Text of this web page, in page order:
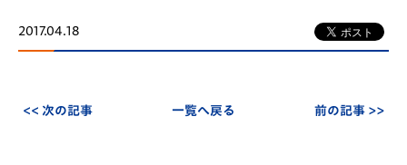
2017.04.18
<< 次の記事 一覧へ戻る 前の記事 >>